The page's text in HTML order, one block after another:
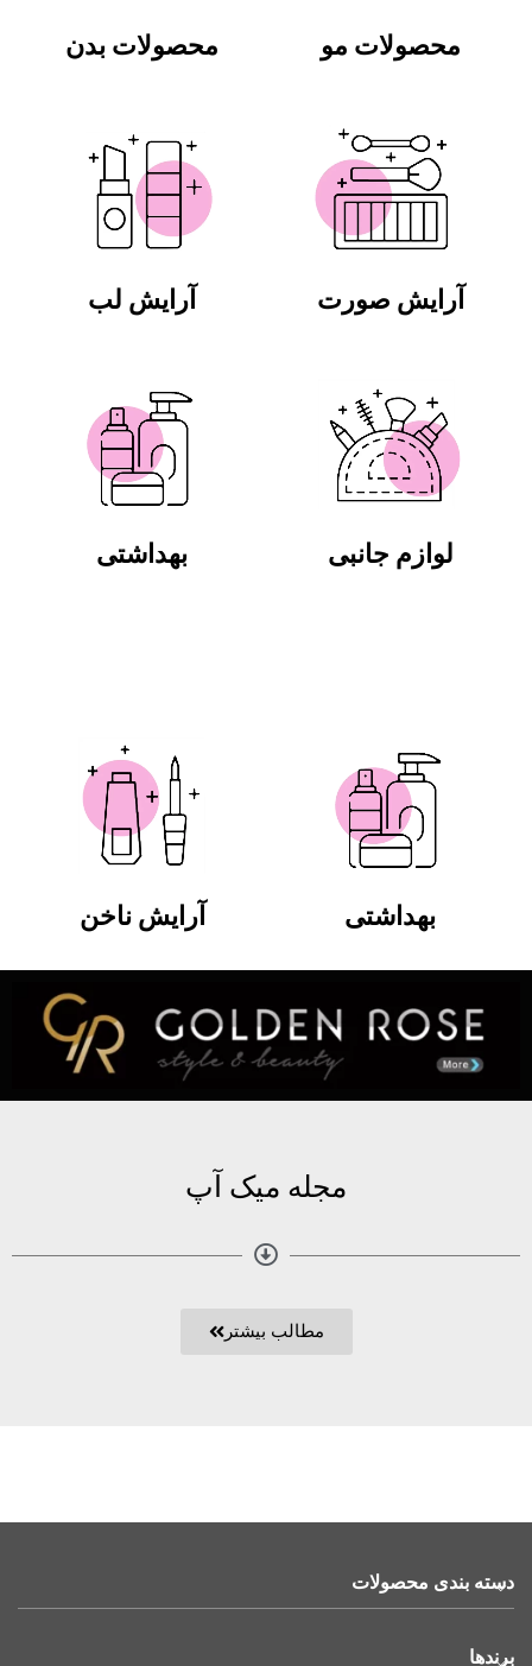
محصولات مو محصولات بدن
آرایش صورت
لوازم جانبی
آرایش لب
بهداشتی
بهداشتی آرایش ناخن
مجله میک آپ
مطالب بیشتر
دسته بندی محصولات
برندها